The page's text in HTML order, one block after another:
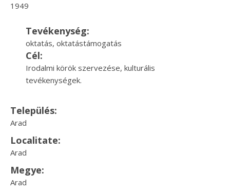
1949
Tevékenység:
oktatás, oktatástámogatás
Cél:
Irodalmi körök szervezése, kulturális
tevékenységek.
Település:
Arad
Localitate:
Arad
Megye:
Arad